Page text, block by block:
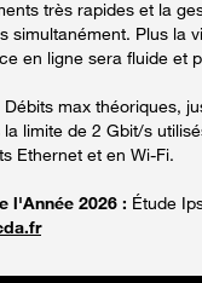
très rapides et la
simultanément. Plus la
en ligne sera fluide et
Débits max théoriques,
limite de 2 Gbit/s
Ethernet et en Wi-Fi.
l'Année 2026 : Étude